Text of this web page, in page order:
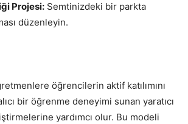
Projesi: Semtinizdeki bir parkta
düzenleyin.
öğrencilerin aktif katılımını
bir öğrenme deneyimi sunan yaratıcı
yardımcı olur. Bu modeli